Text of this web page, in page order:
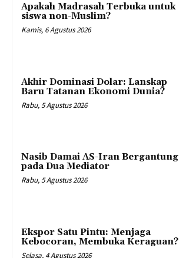
Apakah Madrasah Terbuka untuk
siswa non-Muslim?
Kamis, 6 Agustus 2026
Akhir Dominasi Dolar: Lanskap
Baru Tatanan Ekonomi Dunia?
Rabu, 5 Agustus 2026
Nasib Damai AS-Iran Bergantung
pada Dua Mediator
Rabu, 5 Agustus 2026
Ekspor Satu Pintu: Menjaga
Kebocoran, Membuka Keraguan?
Selasa, 4 Agustus 2026